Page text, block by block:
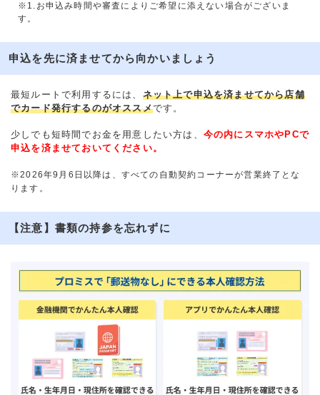
※1.お申込み時間や審査によりご希望に添えない場合がございま
す。
申込を先に済ませてから向かいましょう
最短ルートで利用するには、 ネット上で申込を済ませてから店舗
でカード発行するのがオススメです。
少しでも短時間でお金を用意したい方は、 今の内にスマホやPCで
申込を済ませておいてください。
※2026年9月6日以降は、すべての自動契約コーナーが営業終了とな
ります。
【注意】書類の持参を忘れずに